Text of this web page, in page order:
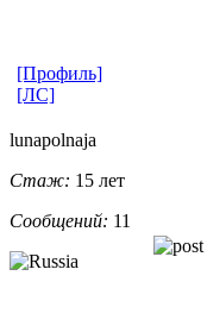
[Профиль]
[ЛС]
lunapolnaja
Стаж: 15 лет
Сообщений: 11